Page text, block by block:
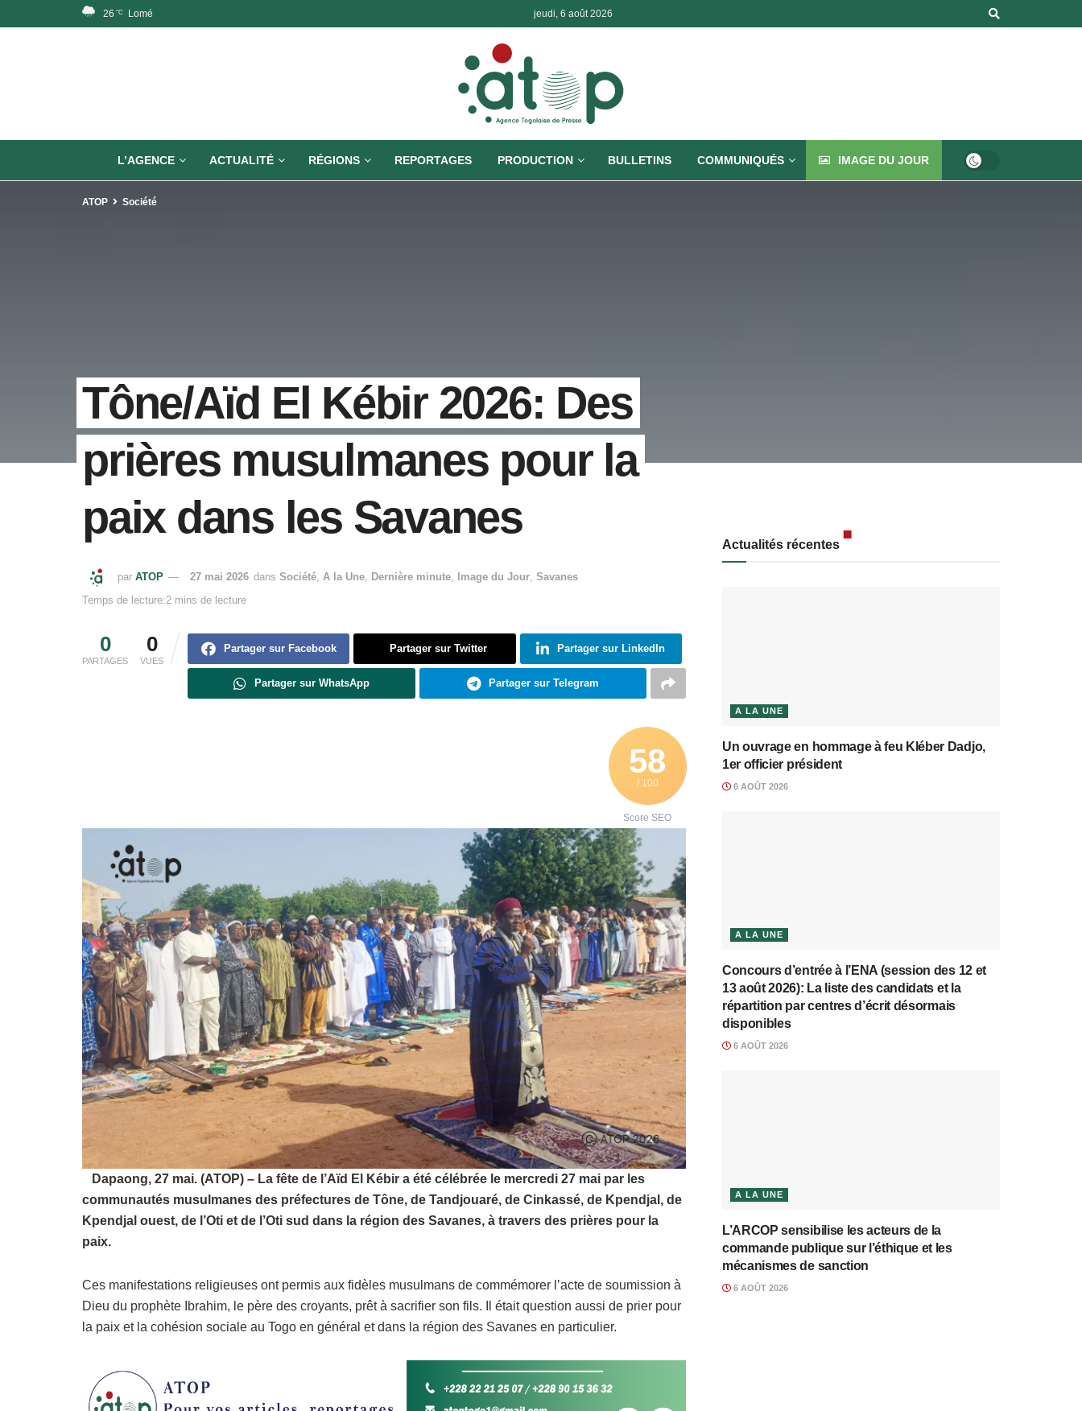
26 °C Lomé jeudi, 6 août 2026
L’AGENCE ACTUALITÉ RÉGIONS REPORTAGES PRODUCTION BULLETINS COMMUNIQUÉS IMAGE DU JOUR
ATOP Société
Tône/Aïd El Kébir 2026: Des
prières musulmanes pour la
paix dans les Savanes
par ATOP 27 mai 2026 dans Société, A la Une, Dernière minute, Image du Jour, Savanes
Temps de lecture:2 mins de lecture
0
PARTAGES
0
VUES
Partager sur Facebook Partager sur Twitter Partager sur LinkedIn
Partager sur WhatsApp Partager sur Telegram
58
/ 100
Score SEO
Dapaong, 27 mai. (ATOP) – La fête de l’Aïd El Kébir a été célébrée le mercredi 27 mai par les
communautés musulmanes des préfectures de Tône, de Tandjouaré, de Cinkassé, de Kpendjal, de
Kpendjal ouest, de l’Oti et de l’Oti sud dans la région des Savanes, à travers des prières pour la
paix.
Ces manifestations religieuses ont permis aux fidèles musulmans de commémorer l’acte de soumission à
Dieu du prophète Ibrahim, le père des croyants, prêt à sacrifier son fils. Il était question aussi de prier pour
la paix et la cohésion sociale au Togo en général et dans la région des Savanes en particulier.
Actualités récentes
A LA UNE
Un ouvrage en hommage à feu Kléber Dadjo,
1er officier président
6 AOÛT 2026
A LA UNE
Concours d’entrée à l’ENA (session des 12 et
13 août 2026): La liste des candidats et la
répartition par centres d’écrit désormais
disponibles
6 AOÛT 2026
A LA UNE
L’ARCOP sensibilise les acteurs de la
commande publique sur l’éthique et les
mécanismes de sanction
6 AOÛT 2026